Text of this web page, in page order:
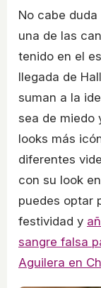
No cabe duda
una de las
tenido en el
llegada de
suman a la
sea de miedo
looks más
diferentes
con su look
puedes optar
festividad y
sangre falsa
Aguilera en